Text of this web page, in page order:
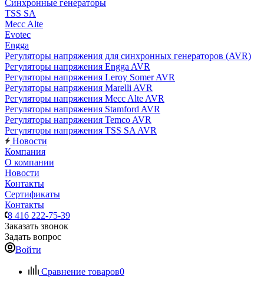
Синхронные генераторы
TSS SA
Mecc Alte
Evotec
Engga
Регуляторы напряжения для синхронных генераторов (AVR)
Регуляторы напряжения Engga AVR
Регуляторы напряжения Leroy Somer AVR
Регуляторы напряжения Marelli AVR
Регуляторы напряжения Mecc Alte AVR
Регуляторы напряжения Stamford AVR
Регуляторы напряжения Temco AVR
Регуляторы напряжения TSS SA AVR
Новости
Компания
О компании
Новости
Контакты
Сертификаты
Контакты
8 416 222-75-39
Заказать звонок
Задать вопрос
Войти
Сравнение товаров0